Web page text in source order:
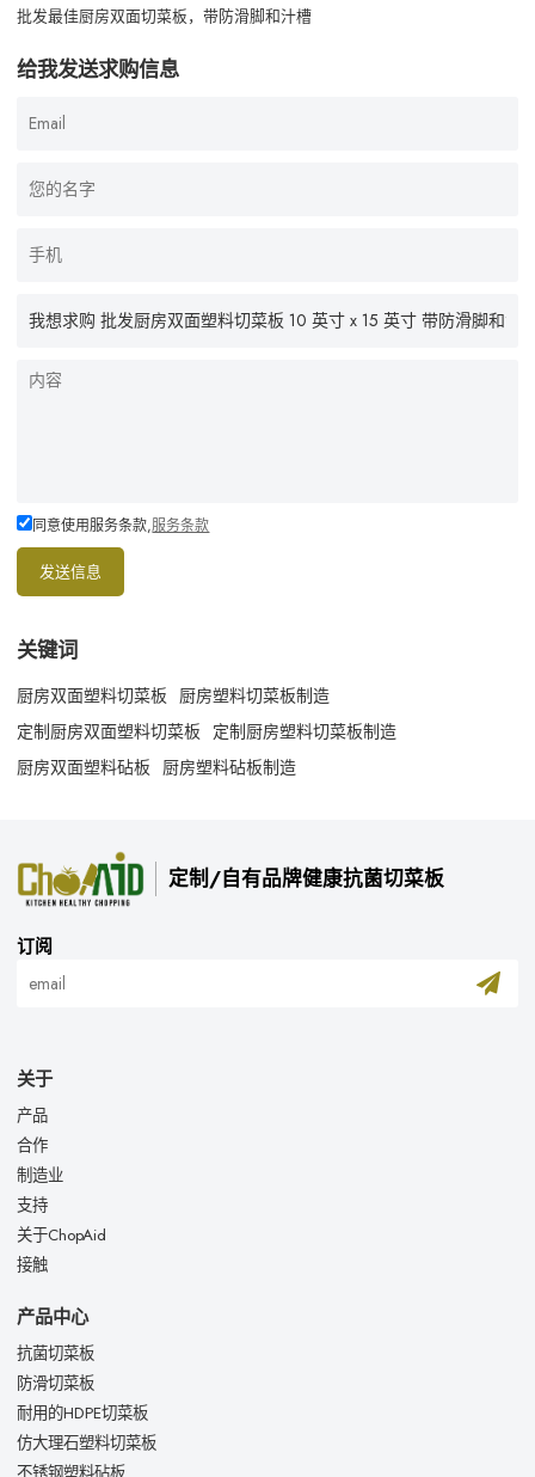
批发最佳厨房双面切菜板，带防滑脚和汁槽
给我发送求购信息
同意使用服务条款,服务条款
发送信息
关键词
厨房双面塑料切菜板 厨房塑料切菜板制造
定制厨房双面塑料切菜板 定制厨房塑料切菜板制造
厨房双面塑料砧板 厨房塑料砧板制造
定制/自有品牌健康抗菌切菜板
订阅
关于
产品
合作
制造业
支持
关于ChopAid
接触
产品中心
抗菌切菜板
防滑切菜板
耐用的HDPE切菜板
仿大理石塑料切菜板